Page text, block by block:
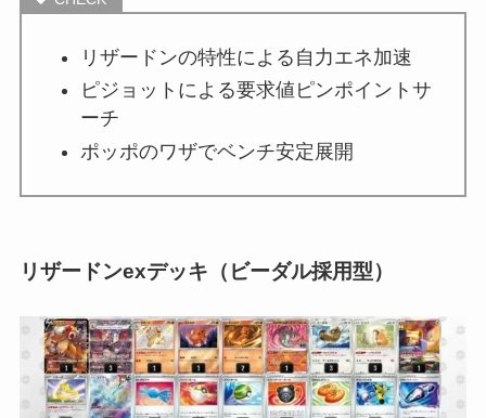
リザードンの特性による自力エネ加速
ピジョットによる要求値ピンポイントサ
ーチ
ポッポのワザでベンチ安定展開
リザードンexデッキ（ビーダル採用型）